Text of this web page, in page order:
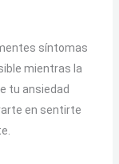
síntomas
mientras la
tu ansiedad
en sentirte